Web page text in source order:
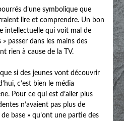
d’une symbolique que
lire et comprendre. Un bon
intellectuelle qui voit mal de
passer dans les mains des
rien à cause de la TV.
si des jeunes vont découvrir
c’est bien le média
Pour ce qui est d’aller plus
n’avaient pas plus de
base » qu’ont une partie des